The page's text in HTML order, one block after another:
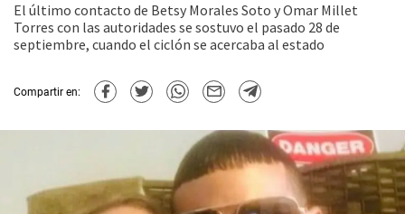
El último contacto de Betsy Morales Soto y Omar Millet
Torres con las autoridades se sostuvo el pasado 28 de
septiembre, cuando el ciclón se acercaba al estado
Compartir en: